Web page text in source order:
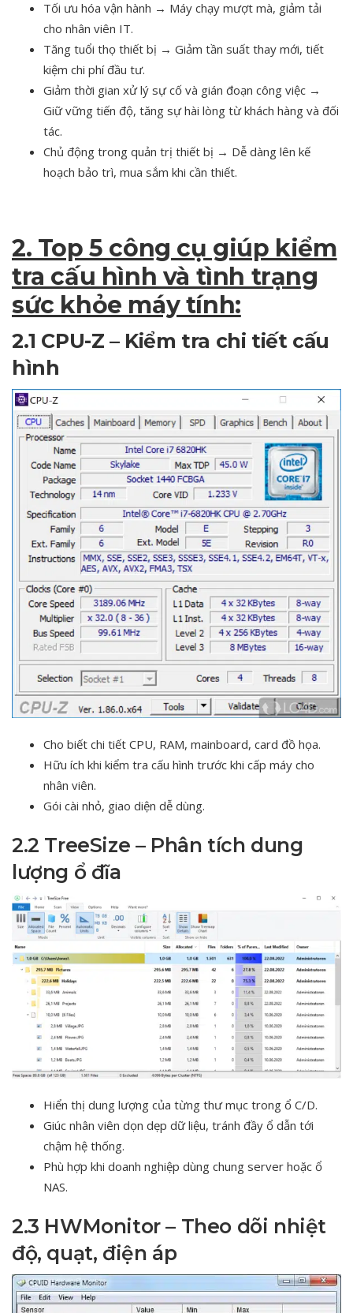
Tối ưu hóa vận hành → Máy chạy mượt mà, giảm tải
cho nhân viên IT.
Tăng tuổi thọ thiết bị → Giảm tần suất thay mới, tiết
kiệm chi phí đầu tư.
Giảm thời gian xử lý sự cố và gián đoạn công việc →
Giữ vững tiến độ, tăng sự hài lòng từ khách hàng và đối
tác.
Chủ động trong quản trị thiết bị → Dễ dàng lên kế
hoạch bảo trì, mua sắm khi cần thiết.
2. Top 5 công cụ giúp kiểm
tra cấu hình và tình trạng
sức khỏe máy tính:
2.1 CPU-Z – Kiểm tra chi tiết cấu
hình
Cho biết chi tiết CPU, RAM, mainboard, card đồ họa.
Hữu ích khi kiểm tra cấu hình trước khi cấp máy cho
nhân viên.
Gói cài nhỏ, giao diện dễ dùng.
2.2 TreeSize – Phân tích dung
lượng ổ đĩa
Hiển thị dung lượng của từng thư mục trong ổ C/D.
Giúc nhân viên dọn dẹp dữ liệu, tránh đầy ổ dẫn tới
chậm hệ thống.
Phù hợp khi doanh nghiệp dùng chung server hoặc ổ
NAS.
2.3 HWMonitor – Theo dõi nhiệt
độ, quạt, điện áp